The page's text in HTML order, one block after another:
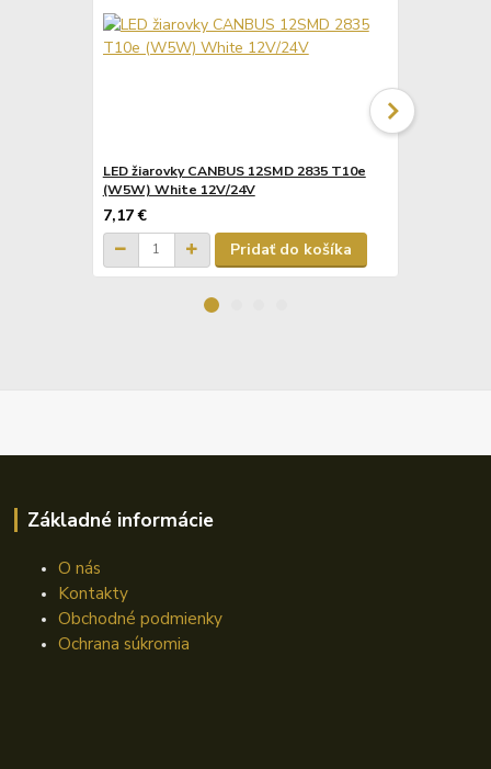
LED žiarovky CANBUS 12SMD 2835 T10e
(W5W) White 12V/24V
7,17 €
Pridať do košíka
Základné informácie
O nás
Kontakty
Obchodné podmienky
Ochrana súkromia